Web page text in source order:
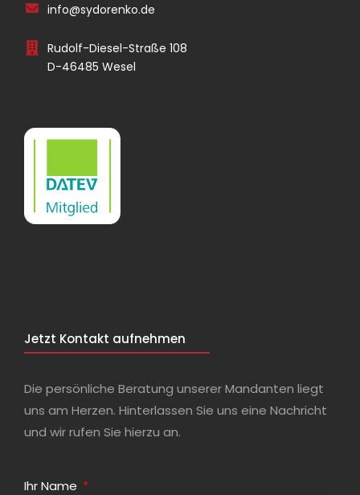
info@sydorenko.de
Rudolf-Diesel-Straße 108
D-46485 Wesel
Jetzt Kontakt aufnehmen
Die persönliche Beratung unserer Mandanten liegt
uns am Herzen. Hinterlassen Sie uns eine Nachricht
und wir rufen Sie hierzu an.
Ihr Name